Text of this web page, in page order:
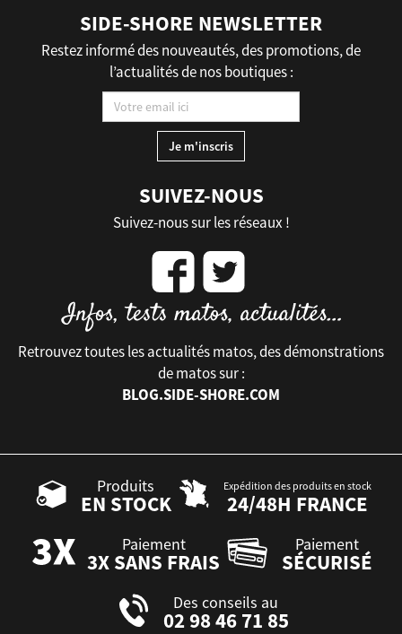
SIDE-SHORE NEWSLETTER
Restez informé des nouveautés, des promotions, de
l’actualités de nos boutiques :
SUIVEZ-NOUS
Suivez-nous sur les réseaux !
Retrouvez toutes les actualités matos, des démonstrations
de matos sur :
BLOG.SIDE-SHORE.COM
Produits
EN STOCK
Expédition des produits en stock
24/48H FRANCE
Paiement
3X SANS FRAIS
Paiement
SÉCURISÉ
Des conseils au
02 98 46 71 85